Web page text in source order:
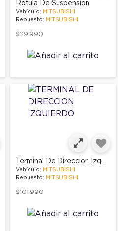
Rotula De Suspension
Vehículo: MITSUBISHI
Repuesto: MITSUBISHI
$29.990
Terminal De Direccion Izquierdo
Vehículo: MITSUBISHI
Repuesto: MITSUBISHI
$101.990